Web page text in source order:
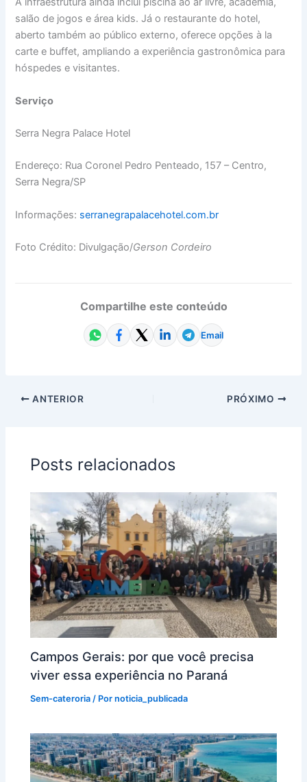
salão de jogos e área kids. Já o restaurante do hotel,
aberto também ao público externo, oferece opções à la
carte e buffet, ampliando a experiência gastronômica para
hóspedes e visitantes.
Serviço
Serra Negra Palace Hotel
Endereço: Rua Coronel Pedro Penteado, 157 – Centro,
Serra Negra/SP
Informações: serranegrapalacehotel.com.br
Foto Crédito: Divulgação/Gerson Cordeiro
Compartilhe este conteúdo
Email
ANTERIOR PRÓXIMO
Posts relacionados
Campos Gerais: por que você precisa
viver essa experiência no Paraná
Sem-cateroria / Pornoticia_publicada